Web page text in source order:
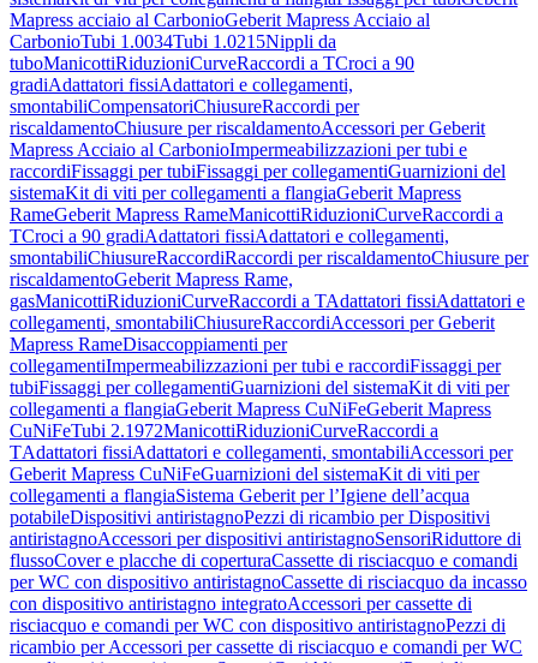
Mapress acciaio al CarbonioGeberit Mapress Acciaio al
CarbonioTubi 1.0034Tubi 1.0215Nippli da
tuboManicottiRiduzioniCurveRaccordi a TCroci a 90
gradiAdattatori fissiAdattatori e collegamenti,
smontabiliCompensatoriChiusureRaccordi per
riscaldamentoChiusure per riscaldamentoAccessori per Geberit
Mapress Acciaio al CarbonioImpermeabilizzazioni per tubi e
raccordiFissaggi per tubiFissaggi per collegamentiGuarnizioni del
sistemaKit di viti per collegamenti a flangiaGeberit Mapress
RameGeberit Mapress RameManicottiRiduzioniCurveRaccordi a
TCroci a 90 gradiAdattatori fissiAdattatori e collegamenti,
smontabiliChiusureRaccordiRaccordi per riscaldamentoChiusure per
riscaldamentoGeberit Mapress Rame,
gasManicottiRiduzioniCurveRaccordi a TAdattatori fissiAdattatori e
collegamenti, smontabiliChiusureRaccordiAccessori per Geberit
Mapress RameDisaccoppiamenti per
collegamentiImpermeabilizzazioni per tubi e raccordiFissaggi per
tubiFissaggi per collegamentiGuarnizioni del sistemaKit di viti per
collegamenti a flangiaGeberit Mapress CuNiFeGeberit Mapress
CuNiFeTubi 2.1972ManicottiRiduzioniCurveRaccordi a
TAdattatori fissiAdattatori e collegamenti, smontabiliAccessori per
Geberit Mapress CuNiFeGuarnizioni del sistemaKit di viti per
collegamenti a flangiaSistema Geberit per l’Igiene dell’acqua
potabileDispositivi antiristagnoPezzi di ricambio per Dispositivi
antiristagnoAccessori per dispositivi antiristagnoSensoriRiduttore di
flussoCover e placche di coperturaCassette di risciacquo e comandi
per WC con dispositivo antiristagnoCassette di risciacquo da incasso
con dispositivo antiristagno integratoAccessori per cassette di
risciacquo e comandi per WC con dispositivo antiristagnoPezzi di
ricambio per Accessori per cassette di risciacquo e comandi per WC